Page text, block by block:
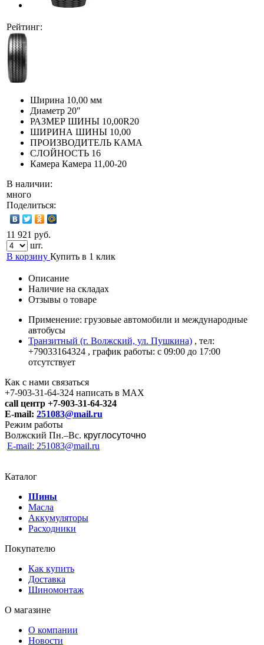
Рейтинг:
Ширина 10,00 мм
Диаметр 20″
РАЗМЕР ШИНЫ 10,00R20
ШИРИНА ШИНЫ 10,00
ПРОИЗВОДИТЕЛЬ КАМА
СЛОЙНОСТЬ 16
Камера Камера 11,00-20
В наличии:
много
Поделиться:
11 921 руб.
шт.
В корзину Купить в 1 клик
Описание
Наличие на складах
Отзывы о товаре
Применение: грузовые автомобили и международные
автобусы
Транзитный (г. Волжский, ул. Пушкина) , тел:
+79033164324 , график работы: с 09:00 до 17:00
отсутствует
Как с нами связаться
+7-903-31-64-324 написать в MAX
call центр +7-903-31-64-324
E-mail: 251083@mail.ru
Режим работы
Волжский Пн.–Вс. круглосуточно
E-mail: 251083@mail.ru
Каталог
Шины
Масла
Аккумуляторы
Расходники
Покупателю
Как купить
Доставка
Шиномонтаж
О магазине
О компании
Новости